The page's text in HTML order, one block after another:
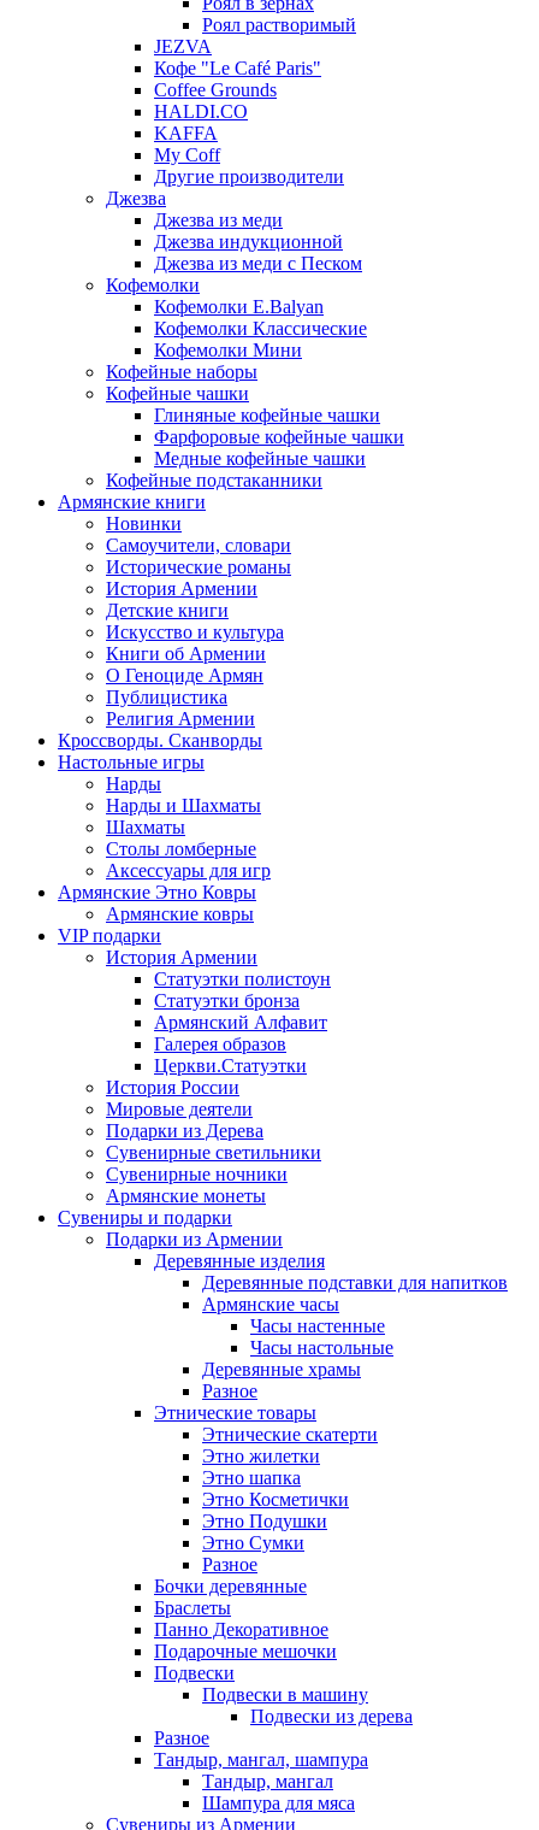
Роял растворимый
JEZVA
Кофе "Le Café Paris"
Coffee Grounds
HALDI.CO
KAFFA
My Coff
Другие производители
Джезва
Джезва из меди
Джезва индукционной
Джезва из меди с Песком
Кофемолки
Кофемолки E.Balyan
Кофемолки Классические
Кофемолки Мини
Кофейные наборы
Кофейные чашки
Глиняные кофейные чашки
Фарфоровые кофейные чашки
Медные кофейные чашки
Кофейные подстаканники
Армянские книги
Новинки
Самоучители, словари
Исторические романы
История Армении
Детские книги
Иcкусство и культура
Книги об Армении
О Геноциде Армян
Публицистика
Религия Армении
Кроссворды. Сканворды
Настольные игры
Нарды
Нарды и Шахматы
Шахматы
Столы ломберные
Аксессуары для игр
Армянские Этно Ковры
Армянские ковры
VIP подарки
История Армении
Статуэтки полистоун
Статуэтки бронза
Армянский Алфавит
Галерея образов
Церкви.Статуэтки
История России
Мировые деятели
Подарки из Дерева
Сувенирные светильники
Сувенирные ночники
Армянские монеты
Сувениры и подарки
Подарки из Армении
Деревянные изделия
Деревянные подставки для напитков
Армянские часы
Часы настенные
Часы настольные
Деревянные храмы
Разное
Этнические товары
Этнические скатерти
Этно жилетки
Этно шапка
Этно Косметички
Этно Подушки
Этно Сумки
Разное
Бочки деревянные
Браслеты
Панно Декоративное
Подарочные мешочки
Подвески
Подвески в машину
Подвески из дерева
Разное
Тандыр, мангал, шампура
Тандыр, мангал
Шампура для мяса
Сувениры из Армении